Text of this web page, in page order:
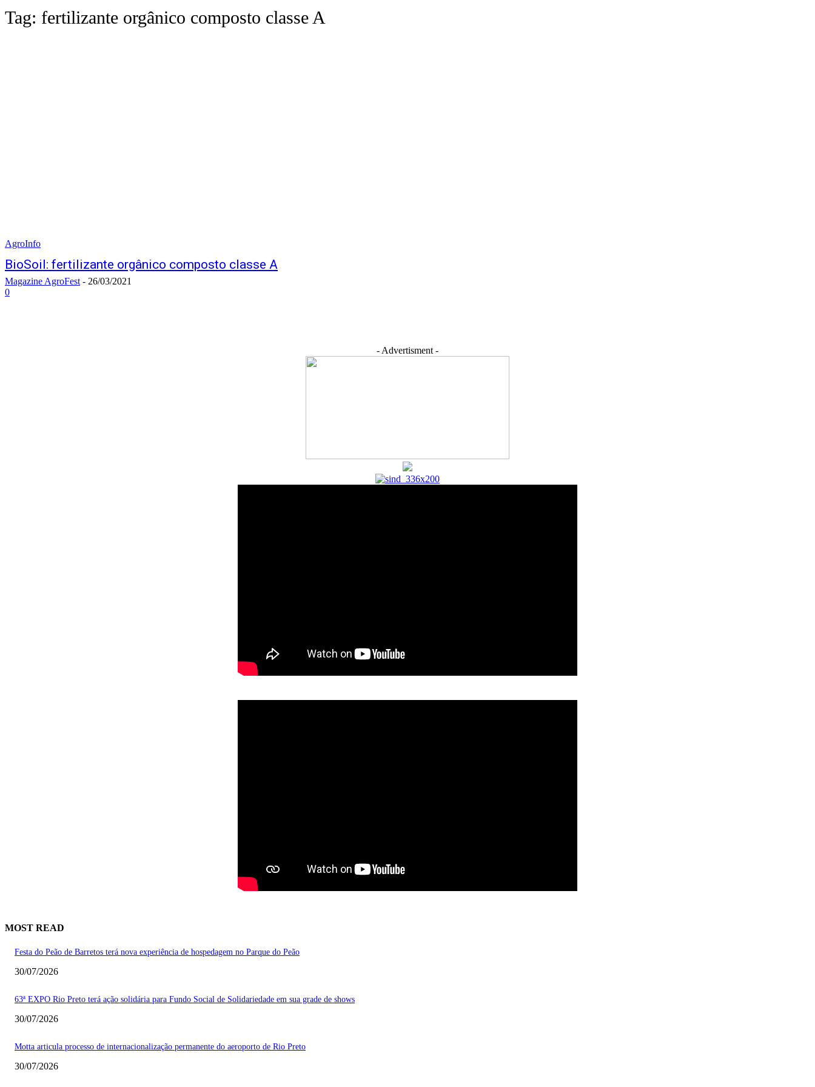
Tag: fertilizante orgânico composto classe A
AgroInfo
BioSoil: fertilizante orgânico composto classe A
Magazine AgroFest - 26/03/2021
0
- Advertisment -
MOST READ
Festa do Peão de Barretos terá nova experiência de hospedagem no Parque do Peão
30/07/2026
63ª EXPO Rio Preto terá ação solidária para Fundo Social de Solidariedade em sua grade de shows
30/07/2026
Motta articula processo de internacionalização permanente do aeroporto de Rio Preto
30/07/2026